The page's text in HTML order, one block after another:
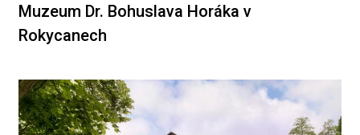
Muzeum Dr. Bohuslava Horáka v
Rokycanech